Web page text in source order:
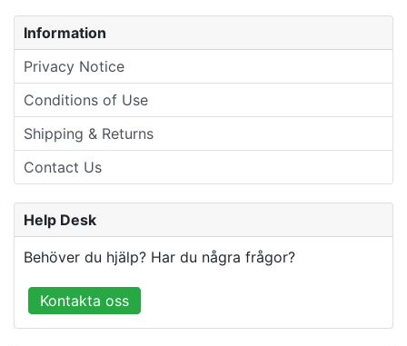
Information
Privacy Notice
Conditions of Use
Shipping & Returns
Contact Us
Help Desk
Behöver du hjälp? Har du några frågor?
Kontakta oss